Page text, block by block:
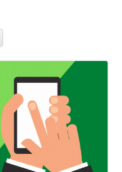
Hoppa
innehåll